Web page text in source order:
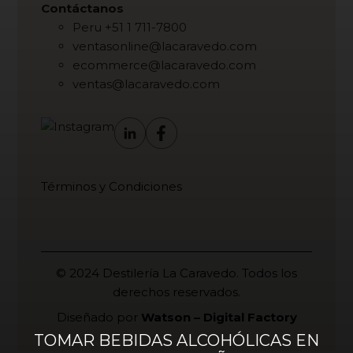
Contáctanos
Peru +51 1 711-7800
ventasonline@lacaravedo.com
ecommerce@lacaravedo.com
ventas@lacaravedo.com
Términos y Condiciones
© 2024 Destilería La Caravedo. Todos los
derechos reservados.
Diseñado por Watson – Digital Factory
TOMAR BEBIDAS ALCOHÓLICAS EN